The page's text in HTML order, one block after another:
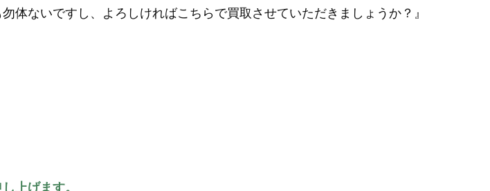
ないですし、よろしければこちらで買取させていただきましょうか？』
上げます。